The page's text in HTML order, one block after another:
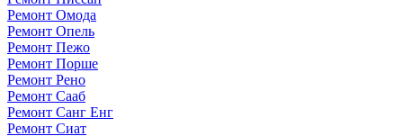
Ремонт Омода
Ремонт Опель
Ремонт Пежо
Ремонт Порше
Ремонт Рено
Ремонт Сааб
Ремонт Санг Енг
Ремонт Сиат